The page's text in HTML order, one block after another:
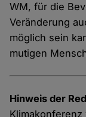
WM, für die
Veränderung
möglich sein
mutigen
Hinweis der